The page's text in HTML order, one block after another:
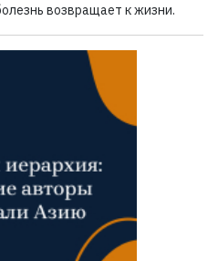
возвращает к жизни.